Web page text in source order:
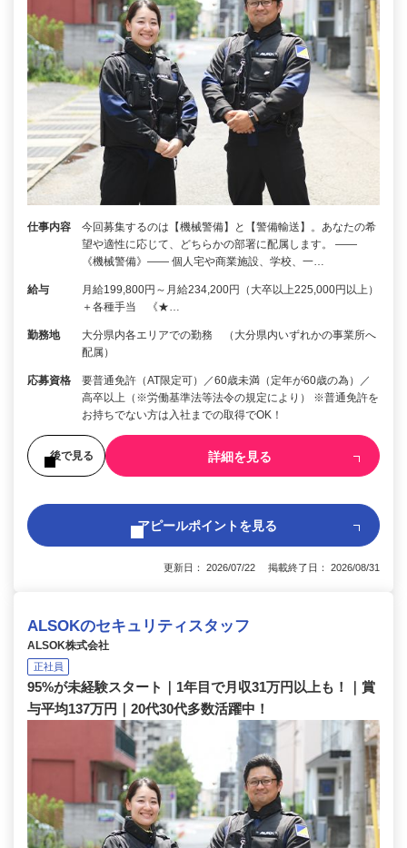
仕事内容
今回募集するのは【機械警備】と【警備輸送】。あなたの希
望や適性に応じて、どちらかの部署に配属します。 ――
《機械警備》―― 個人宅や商業施設、学校、一…
給与
月給199,800円～月給234,200円（大卒以上225,000円以上）
＋各種手当 《★…
勤務地
大分県内各エリアでの勤務 （大分県内いずれかの事業所へ
配属）
応募資格
要普通免許（AT限定可）／60歳未満（定年が60歳の為）／
高卒以上（※労働基準法等法令の規定により） ※普通免許を
お持ちでない方は入社までの取得でOK！
後で見る 詳細を見る
アピールポイントを見る
更新日： 2026/07/22 掲載終了日： 2026/08/31
ALSOKのセキュリティスタッフ
ALSOK株式会社
正社員
95%が未経験スタート｜1年目で月収31万円以上も！｜賞
与平均137万円｜20代30代多数活躍中！